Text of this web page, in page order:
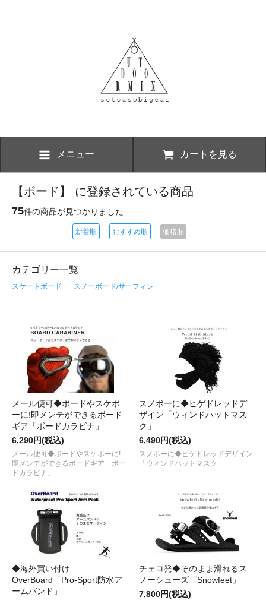
メニュー カートを見る
【ボード】 に登録されている商品
75件の商品が見つかりました
新着順 おすすめ順 価格順
カテゴリー一覧
スケートボード スノーボード/サーフィン
メール便可◆ボードやスケボ
ーに!即メンテができるボード
ギア「ボードカラビナ」
6,290円(税込)
メール便可◆ボードやスケボーに!
即メンテができるボードギア「ボー
ドカラビナ」
スノボーに◆ヒゲドレッドデ
ザイン「ウィンドハットマス
ク」
6,490円(税込)
スノボーに◆ヒゲドレッドデザイン
「ウィンドハットマスク」
◆海外買い付け
OverBoard「Pro-Sport防水ア
ームバンド」
チェコ発◆そのまま滑れるス
ノーシューズ「Snowfeet」
7,800円(税込)